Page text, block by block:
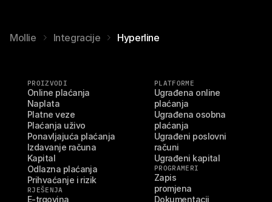
Mollie Integracije Hyperline
PROIZVODI
Online plaćanja
Naplata
Platne veze
Plaćanja uživo
Ponavljajuća plaćanja
Izdavanje računa
Kapital
Odlazna plaćanja
Prihvaćanje i rizik
RJEŠENJA
E-trgovina
PLATFORME
Ugrađena online
plaćanja
Ugrađena osobna
plaćanja
Ugrađeni poslovni
računi
Ugrađeni kapital
PROGRAMERI
Zapis
promjena
Dokumentacij